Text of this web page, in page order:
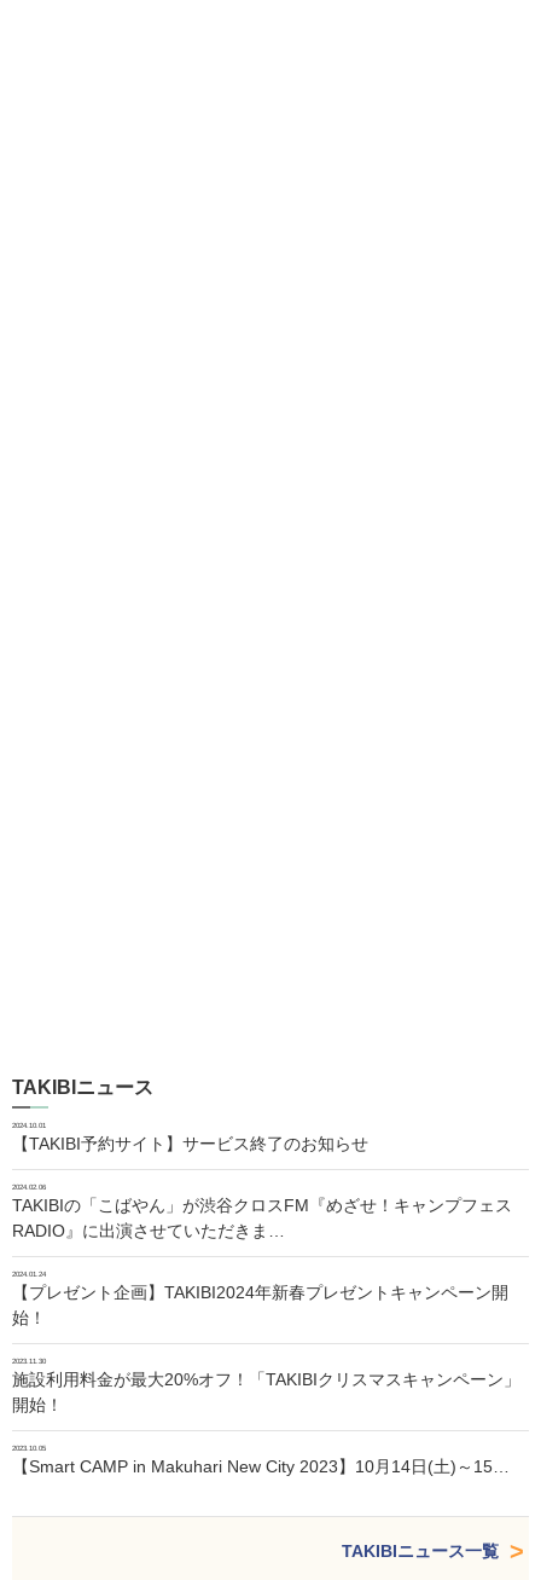
TAKIBIニュース
2024.10.01
【TAKIBI予約サイト】サービス終了のお知らせ
2024.02.06
TAKIBIの「こばやん」が渋谷クロスFM『めざせ！キャンプフェス
RADIO』に出演させていただきま…
2024.01.24
【プレゼント企画】TAKIBI2024年新春プレゼントキャンペーン開
始！
2023.11.30
施設利用料金が最大20%オフ！「TAKIBIクリスマスキャンペーン」
開始！
2023.10.05
【Smart CAMP in Makuhari New City 2023】10月14日(土)～15…
TAKIBIニュース一覧